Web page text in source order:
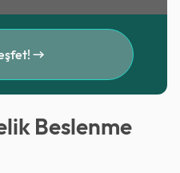
Beslenme